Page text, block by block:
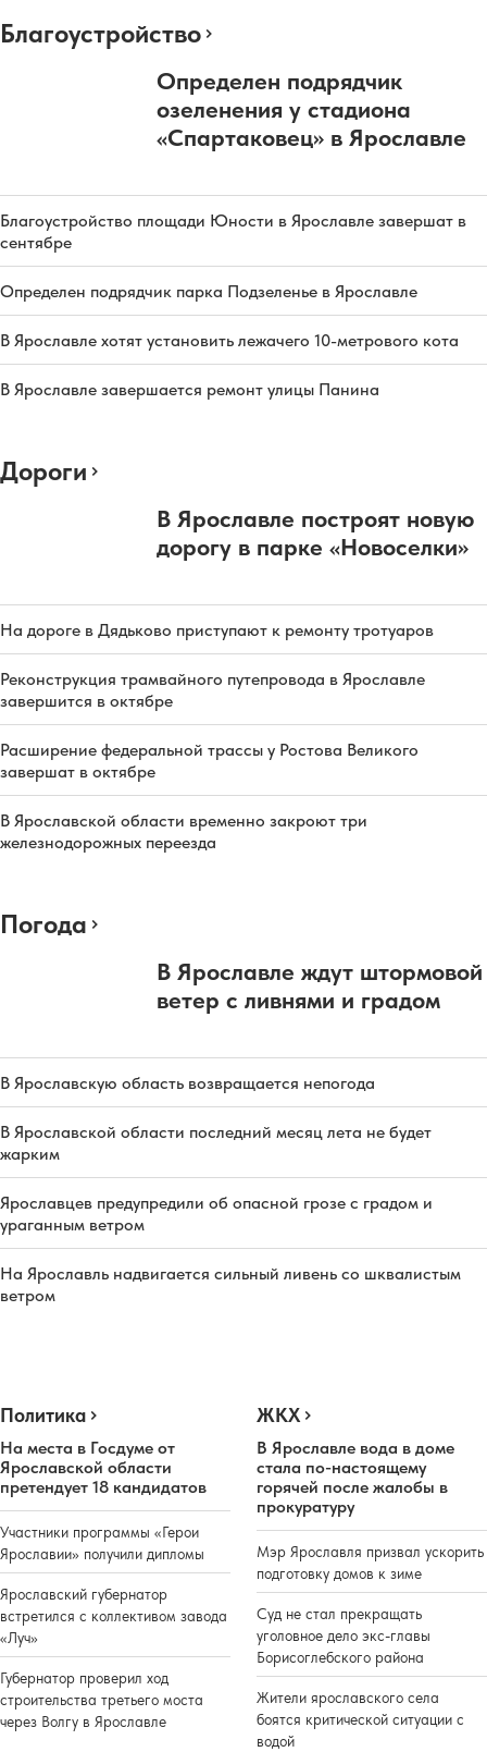
Благоустройство
Определен подрядчик
озеленения у стадиона
«Спартаковец» в Ярославле
Благоустройство площади Юности в Ярославле завершат в
сентябре
Определен подрядчик парка Подзеленье в Ярославле
В Ярославле хотят установить лежачего 10-метрового кота
В Ярославле завершается ремонт улицы Панина
Дороги
В Ярославле построят новую
дорогу в парке «Новоселки»
На дороге в Дядьково приступают к ремонту тротуаров
Реконструкция трамвайного путепровода в Ярославле
завершится в октябре
Расширение федеральной трассы у Ростова Великого
завершат в октябре
В Ярославской области временно закроют три
железнодорожных переезда
Погода
В Ярославле ждут штормовой
ветер с ливнями и градом
В Ярославскую область возвращается непогода
В Ярославской области последний месяц лета не будет
жарким
Ярославцев предупредили об опасной грозе с градом и
ураганным ветром
На Ярославль надвигается сильный ливень со шквалистым
ветром
Политика
На места в Госдуме от
Ярославской области
претендует 18 кандидатов
Участники программы «Герои
Ярославии» получили дипломы
Ярославский губернатор
встретился с коллективом завода
«Луч»
Губернатор проверил ход
строительства третьего моста
через Волгу в Ярославле
ЖКХ
В Ярославле вода в доме
стала по-настоящему
горячей после жалобы в
прокуратуру
Мэр Ярославля призвал ускорить
подготовку домов к зиме
Суд не стал прекращать
уголовное дело экс-главы
Борисоглебского района
Жители ярославского села
боятся критической ситуации с
водой